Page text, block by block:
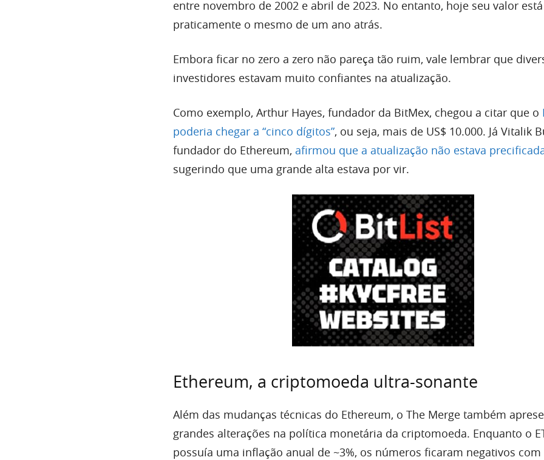
entre novembro de 2002 e abril de 2023. No entanto, hoje seu valor está
praticamente o mesmo de um ano atrás.
Embora ficar no zero a zero não pareça tão ruim, vale lembrar que
investidores estavam muito confiantes na atualização.
Como exemplo, Arthur Hayes, fundador da BitMex, chegou a citar que o
poderia chegar a “cinco dígitos”, ou seja, mais de US$ 10.000. Já Vitalik
fundador do Ethereum, afirmou que a atualização não estava
sugerindo que uma grande alta estava por vir.
Ethereum, a criptomoeda ultra-sonante
Além das mudanças técnicas do Ethereum, o The Merge também
grandes alterações na política monetária da criptomoeda. Enquanto o
possuía uma inflação anual de ~3%, os números ficaram negativos